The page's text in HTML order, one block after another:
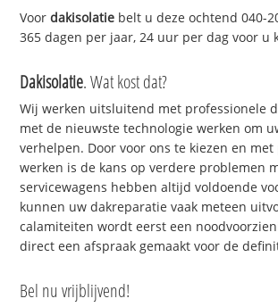
Voordakisolatie belt u deze ochtend 040-
365 dagen per jaar, 24 uur per dag voor u
Dakisolatie. Wat kost dat?
Wij werken uitsluitend met professionele
met de nieuwste technologie werken om
verhelpen. Door voor ons te kiezen en
werken is de kans op verdere problemen
servicewagens hebben altijd voldoende
kunnen uw dakreparatie vaak meteen
calamiteiten wordt eerst een
direct een afspraak gemaakt voor de
Bel nu vrijblijvend!